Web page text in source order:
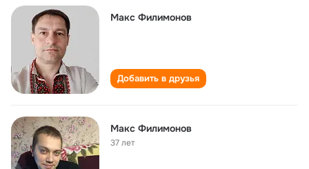
Макс Филимонов
Добавить в друзья
Макс Филимонов
37 лет